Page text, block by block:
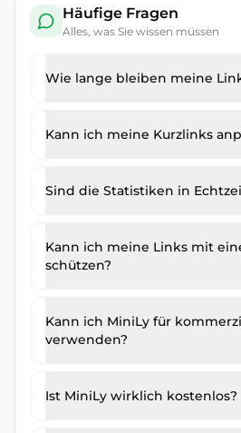
Häufige Fragen
Alles, was Sie wissen müssen
Wie lange bleiben meine
Kann ich meine Kurzlinks
Sind die Statistiken in
Kann ich meine Links mit
schützen?
Kann ich MiniLy für
verwenden?
Ist MiniLy wirklich kostenlos?